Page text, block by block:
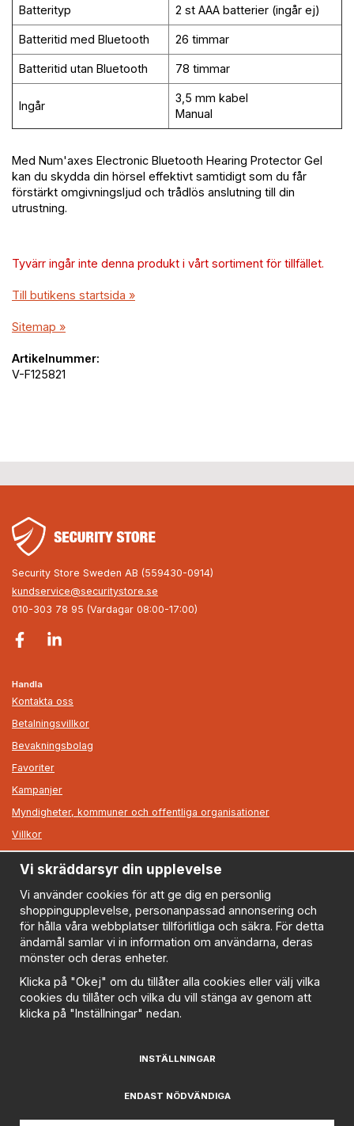
Batterityp 2 st AAA batterier (ingår ej)
Batteritid med Bluetooth 26 timmar
Batteritid utan Bluetooth 78 timmar
Ingår
3,5 mm kabel
Manual
Med Num'axes Electronic Bluetooth Hearing Protector Gel
kan du skydda din hörsel effektivt samtidigt som du får
förstärkt omgivningsljud och trådlös anslutning till din
utrustning.
Tyvärr ingår inte denna produkt i vårt sortiment för tillfället.
Till butikens startsida »
Sitemap »
Artikelnummer:
V-F125821
Security Store Sweden AB (559430-0914)
kundservice@securitystore.se
010-303 78 95 (Vardagar 08:00-17:00)
Handla
Kontakta oss
Betalningsvillkor
Bevakningsbolag
Favoriter
Kampanjer
Myndigheter, kommuner och offentliga organisationer
Villkor
Information
Om oss
Nyheter
Nyhetsbrev
Logga in
Om cookies
Cookie inställningar
Vi skräddarsyr din upplevelse
Vi använder cookies för att ge dig en personlig
shoppingupplevelse, personanpassad annonsering och
för hålla våra webbplatser tillförlitliga och säkra. För detta
ändamål samlar vi in information om användarna, deras
mönster och deras enheter.
Klicka på "Okej" om du tillåter alla cookies eller välj vilka
cookies du tillåter och vilka du vill stänga av genom att
klicka på "Inställningar" nedan.
INSTÄLLNINGAR
ENDAST NÖDVÄNDIGA